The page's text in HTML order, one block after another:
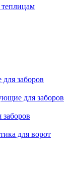
заборов
для заборов
для ворот